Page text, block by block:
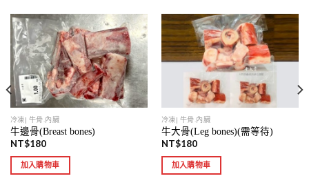
冷凍| 牛骨.內臟
牛邊骨(Breast bones)
NT$180
加入購物車
冷凍| 牛骨.內臟
牛大骨(Leg bones)(需等待)
NT$180
加入購物車